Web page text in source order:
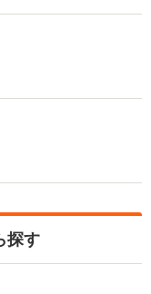
探す